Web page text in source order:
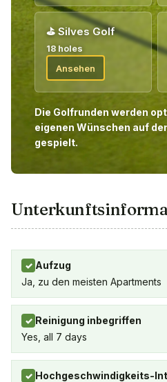
⛳ Silves Golf
18 holes
Ansehen
Die Golfrunden werden
eigenen Wünschen auf
gespielt.
✓ Aufzug
Ja, zu den meisten Apartments
✓ Reinigung inbegriffen
Yes, all 7 days
✓ Hochgeschwindigkeits-